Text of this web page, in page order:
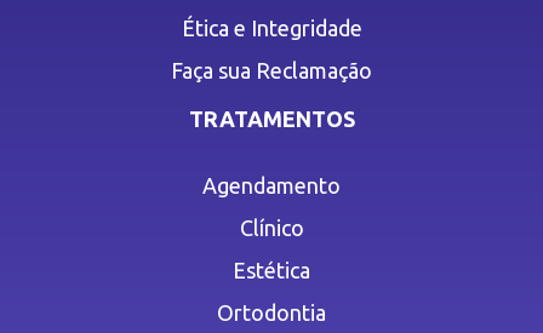
Ética e Integridade
Faça sua Reclamação
TRATAMENTOS
Agendamento
Clínico
Estética
Ortodontia